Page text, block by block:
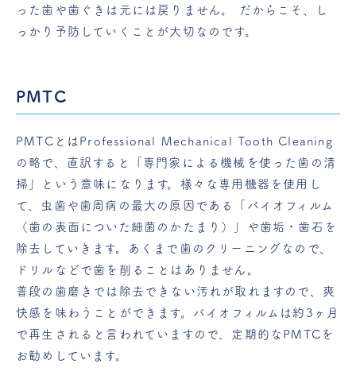
った歯や歯ぐきは元には戻りません。 だからこそ、し
っかり予防していくことが大切なのです。
PMTC
PMTCとはProfessional Mechanical Tooth Cleaning
の略で、直訳すると「専門家による機械を使った歯の清
掃」という意味になります。様々な専用機器を使用し
て、虫歯や歯周病の最大の原因である「バイオフィルム
（歯の表面についた細菌のかたまり）」や歯垢・歯石を
除去していきます。あくまで歯のクリーニングなので、
ドリルなどで歯を削ることはありません。
普段の歯磨きでは除去できない汚れが取れますので、爽
快感を味わうことができます。バイオフィルムは約3ヶ月
で再生されると言われていますので、定期的なPMTCを
お勧めしています。